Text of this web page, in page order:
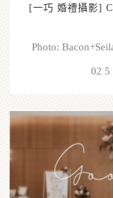
[一巧 婚禮攝影]
Photo:
02 5